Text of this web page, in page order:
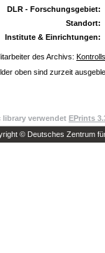
DLR - Forschungsgebiet:
Standort:
Institute & Einrichtungen:
des Archivs:
oben sind zurzeit
library verwendet EPrints
© Deutsches Zentrum